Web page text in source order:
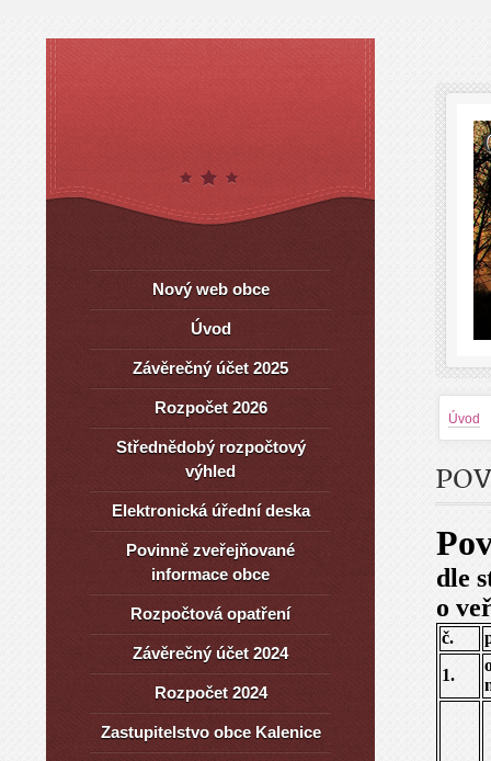
Úvod
dle
o
č.
1.
Nový web obce
Úvod
Závěrečný účet 2025
Rozpočet 2026
Střednědobý rozpočtový
výhled
Elektronická úřední deska
Povinně zveřejňované
informace obce
Rozpočtová opatření
Závěrečný účet 2024
Rozpočet 2024
Zastupitelstvo obce Kalenice